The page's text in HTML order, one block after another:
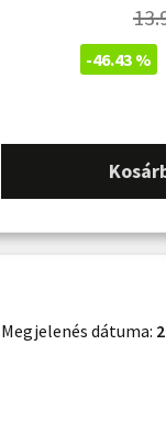
-46.43 %
Megjelenés dátuma: